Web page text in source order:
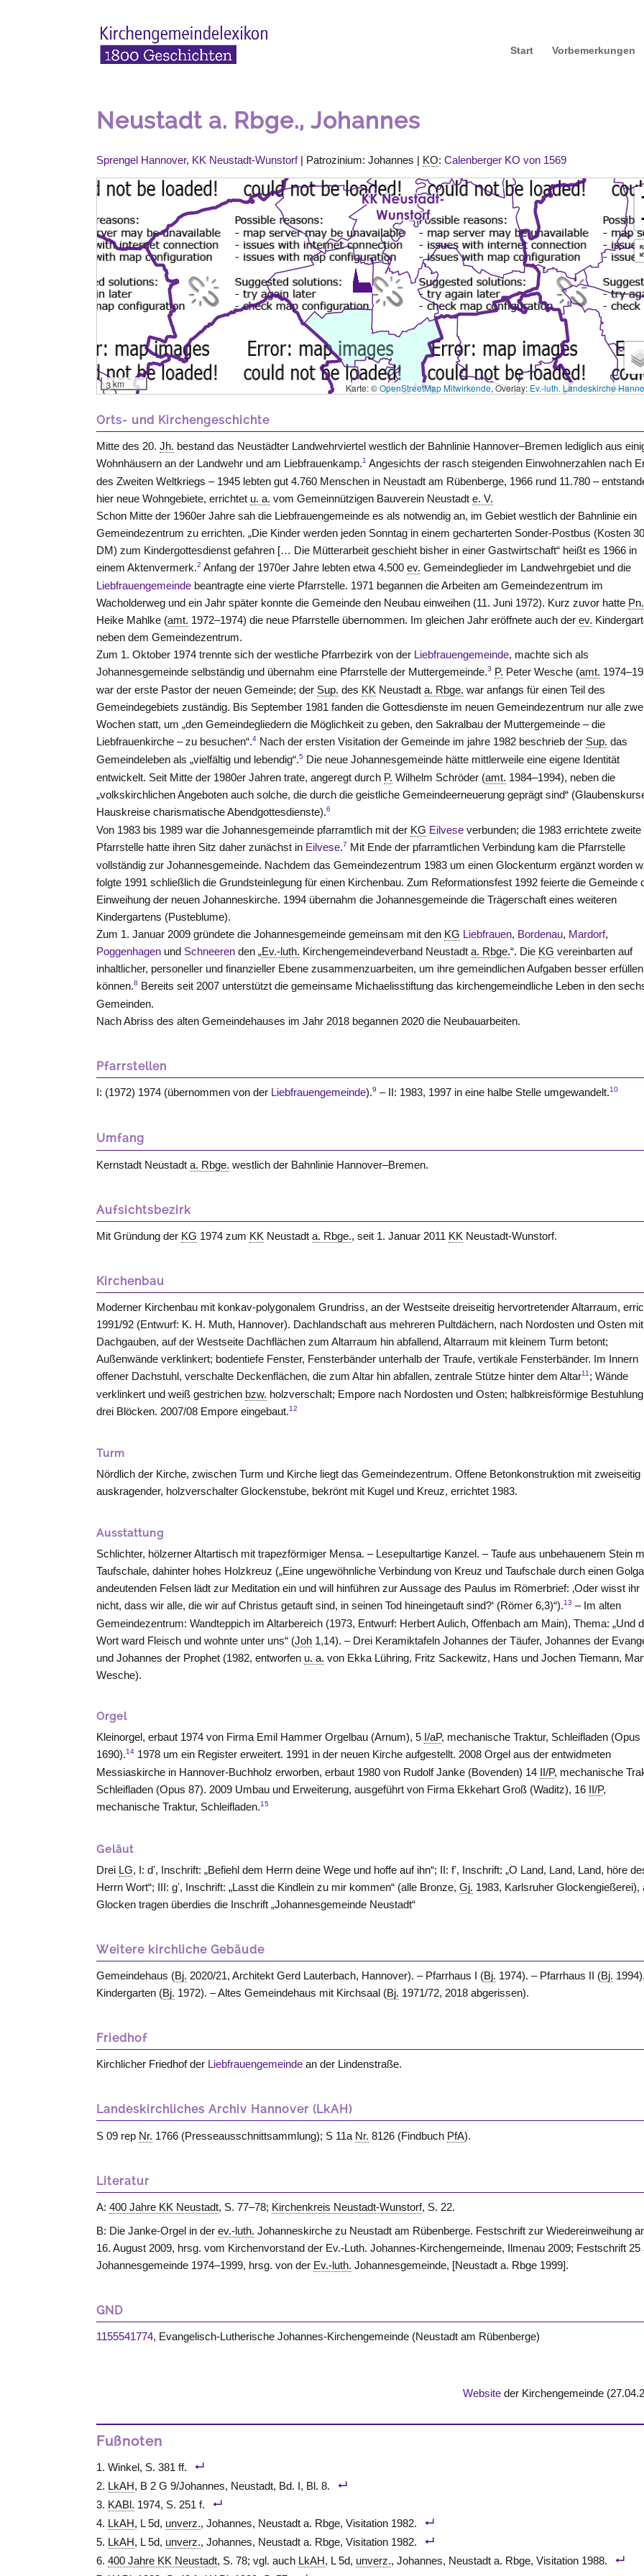
Start Vorbemerkungen
Neustadt a. Rbge., Johannes
Sprengel Hannover, KK Neustadt-Wunstorf| Patrozinium: Johannes | KO:Calenberger KO von 1569
3 km Karte: ©OpenStreetMap Mitwirkende, Overlay: Ev.-luth. Landeskirche
Orts- und Kirchengeschichte
Mitte des 20.Jh. bestand das Neustädter Landwehrviertel westlich der Bahnlinie Hannover–Bremen lediglich aus
Wohnhäusern an der Landwehr und am Liebfrauenkamp.1 Angesichts der rasch steigenden Einwohnerzahlen nach
des Zweiten Weltkriegs – 1945 lebten gut 4.760 Menschen in Neustadt am Rübenberge, 1966 rund 11.780 –
hier neue Wohngebiete, errichtet u. a. vom Gemeinnützigen Bauverein Neustadte. V.
Schon Mitte der 1960er Jahre sah die Liebfrauengemeinde es als notwendig an, im Gebiet westlich der Bahnlinie ein
Gemeindezentrum zu errichten. „Die Kinder werden jeden Sonntag in einem gecharterten Sonder-Postbus (Kosten
DM) zum Kindergottesdienst gefahren [… Die Mütterarbeit geschieht bisher in einer Gastwirtschaft“ heißt es 1966 in
einem Aktenvermerk.2 Anfang der 1970er Jahre lebten etwa 4.500ev. Gemeindeglieder im Landwehrgebiet und die
Liebfrauengemeinde beantragte eine vierte Pfarrstelle. 1971 begannen die Arbeiten am Gemeindezentrum im
Wacholderweg und ein Jahr später konnte die Gemeinde den Neubau einweihen (11. Juni 1972). Kurz zuvor hatte Pn.
Heike Mahlke (amt. 1972–1974) die neue Pfarrstelle übernommen. Im gleichen Jahr eröffnete auch derev.
neben dem Gemeindezentrum.
Zum 1. Oktober 1974 trennte sich der westliche Pfarrbezirk von der Liebfrauengemeinde, machte sich als
Johannesgemeinde selbständig und übernahm eine Pfarrstelle der Muttergemeinde.3 P. Peter Wesche (amt.
war der erste Pastor der neuen Gemeinde; der Sup. des KK Neustadt a. Rbge. war anfangs für einen Teil des
Gemeindegebiets zuständig. Bis September 1981 fanden die Gottesdienste im neuen Gemeindezentrum nur alle
Wochen statt, um „den Gemeindegliedern die Möglichkeit zu geben, den Sakralbau der Muttergemeinde – die
Liebfrauenkirche – zu besuchen“.4 Nach der ersten Visitation der Gemeinde im jahre 1982 beschrieb der Sup. das
Gemeindeleben als „vielfältig und lebendig“.5 Die neue Johannesgemeinde hätte mittlerweile eine eigene Identität
entwickelt. Seit Mitte der 1980er Jahren trate, angeregt durch P. Wilhelm Schröder (amt. 1984–1994), neben die
„volkskirchlichen Angeboten auch solche, die durch die geistliche Gemeindeerneuerung geprägt sind“
Hauskreise charismatische Abendgottesdienste).6
Von 1983 bis 1989 war die Johannesgemeinde pfarramtlich mit der KG Eilvese verbunden; die 1983 errichtete zweite
Pfarrstelle hatte ihren Sitz daher zunächst in Eilvese.7 Mit Ende der pfarramtlichen Verbindung kam die Pfarrstelle
vollständig zur Johannesgemeinde. Nachdem das Gemeindezentrum 1983 um einen Glockenturm ergänzt worden
folgte 1991 schließlich die Grundsteinlegung für einen Kirchenbau. Zum Reformationsfest 1992 feierte die Gemeinde
Einweihung der neuen Johanneskirche. 1994 übernahm die Johannesgemeinde die Trägerschaft eines weiteren
Kindergartens (Pusteblume).
Zum 1. Januar 2009 gründete die Johannesgemeinde gemeinsam mit den KG Liebfrauen, Bordenau, Mardorf,
Poggenhagen und Schneeren den „Ev.-luth. Kirchengemeindeverband Neustadta. Rbge.“. Die KG vereinbarten auf
inhaltlicher, personeller und finanzieller Ebene zusammenzuarbeiten, um ihre gemeindlichen Aufgaben besser
können.8 Bereits seit 2007 unterstützt die gemeinsame Michaelisstiftung das kirchengemeindliche Leben in den
Gemeinden.
Nach Abriss des alten Gemeindehauses im Jahr 2018 begannen 2020 die Neubauarbeiten.
Pfarrstellen
I: (1972) 1974 (übernommen von der Liebfrauengemeinde).9 – II: 1983, 1997 in eine halbe Stelle umgewandelt.10
Umfang
Kernstadt Neustadta. Rbge. westlich der Bahnlinie Hannover–Bremen.
Aufsichtsbezirk
Mit Gründung der KG 1974 zum KK Neustadta. Rbge., seit 1. Januar 2011 KK Neustadt-Wunstorf.
Kirchenbau
Moderner Kirchenbau mit konkav-polygonalem Grundriss, an der Westseite dreiseitig hervortretender Altarraum,
1991/92 (Entwurf: K. H. Muth, Hannover). Dachlandschaft aus mehreren Pultdächern, nach Nordosten und Osten mit
Dachgauben, auf der Westseite Dachflächen zum Altarraum hin abfallend, Altarraum mit kleinem Turm betont;
Außenwände verklinkert; bodentiefe Fenster, Fensterbänder unterhalb der Traufe, vertikale Fensterbänder. Im Innern
offener Dachstuhl, verschalte Deckenflächen, die zum Altar hin abfallen, zentrale Stütze hinter dem Altar11 ; Wände
verklinkert und weiß gestrichen bzw. holzverschalt; Empore nach Nordosten und Osten; halbkreisförmige
drei Blöcken. 2007/08 Empore eingebaut.12
Turm
Nördlich der Kirche, zwischen Turm und Kirche liegt das Gemeindezentrum. Offene Betonkonstruktion mit zweiseitig
auskragender, holzverschalter Glockenstube, bekrönt mit Kugel und Kreuz, errichtet 1983.
Ausstattung
Schlichter, hölzerner Altartisch mit trapezförmiger Mensa. – Lesepultartige Kanzel. – Taufe aus unbehauenem Stein
Taufschale, dahinter hohes Holzkreuz („Eine ungewöhnliche Verbindung von Kreuz und Taufschale durch einen
andeutenden Felsen lädt zur Meditation ein und will hinführen zur Aussage des Paulus im Römerbrief: ‚Oder wisst ihr
nicht, dass wir alle, die wir auf Christus getauft sind, in seinen Tod hineingetauft sind?‘ (Römer 6,3)“).13 – Im alten
Gemeindezentrum: Wandteppich im Altarbereich (1973, Entwurf: Herbert Aulich,Offenbach am Main), Thema: „Und
Wort ward Fleisch und wohnte unter uns“ (Joh 1,14). – Drei Keramiktafeln Johannes der Täufer, Johannes der
und Johannes der Prophet (1982, entworfen u. a. von Ekka Lühring, Fritz Sackewitz, Hans und Jochen Tiemann,
Wesche).
Orgel
Kleinorgel, erbaut 1974 von Firma Emil Hammer Orgelbau (Arnum), 5 I/aP, mechanische Traktur, Schleifladen (Opus
1690).14 1978 um ein Register erweitert. 1991 in der neuen Kirche aufgestellt. 2008 Orgel aus der entwidmeten
Messiaskirche in Hannover-Buchholz erworben, erbaut 1980 von Rudolf Janke (Bovenden) 14 II/P, mechanische
Schleifladen (Opus 87). 2009 Umbau und Erweiterung, ausgeführt von Firma Ekkehart Groß (Waditz), 16 II/P,
mechanische Traktur, Schleifladen.15
Geläut
Drei LG, I: dʼ, Inschrift: „Befiehl dem Herrn deine Wege und hoffe auf ihn“; II: fʼ, Inschrift: „O Land, Land, Land, höre
Herrn Wort“; III: gʼ, Inschrift: „Lasst die Kindlein zu mir kommen“ (alle Bronze,Gj. 1983, Karlsruher Glockengießerei),
Glocken tragen überdies die Inschrift „Johannesgemeinde Neustadt“
Weitere kirchliche Gebäude
Gemeindehaus (Bj. 2020/21, Architekt Gerd Lauterbach, Hannover). – Pfarrhaus I (Bj. 1974). – Pfarrhaus II (Bj.
Kindergarten (Bj. 1972). – Altes Gemeindehaus mit Kirchsaal (Bj. 1971/72, 2018 abgerissen).
Friedhof
Kirchlicher Friedhof der Liebfrauengemeinde an der Lindenstraße.
Landeskirchliches Archiv Hannover (LkAH)
S 09 rep Nr. 1766 (Presseausschnittsammlung); S 11a Nr. 8126 (Findbuch PfA).
Literatur
A:400 Jahre KK Neustadt, S. 77–78; Kirchenkreis Neustadt-Wunstorf, S. 22.
B: Die Janke-Orgel in derev.-luth. Johanneskirche zu Neustadt am Rübenberge. Festschrift zur Wiedereinweihung
16. August 2009, hrsg. vom Kirchenvorstand der Ev.-Luth. Johannes-Kirchengemeinde, Ilmenau 2009; Festschrift 25
Johannesgemeinde 1974–1999, hrsg. von der Ev.-luth. Johannesgemeinde, [Neustadt a. Rbge 1999].
GND
1155541774, Evangelisch-Lutherische Johannes-Kirchengemeinde (Neustadt am Rübenberge)
Website der Kirchengemeinde
Fußnoten
Winkel, S. 381 ff.
LkAH, B 2 G 9/Johannes, Neustadt, Bd. I, Bl. 8.
KABl. 1974, S. 251 f.
LkAH, L 5d, unverz., Johannes, Neustadt a. Rbge, Visitation 1982.
LkAH, L 5d, unverz., Johannes, Neustadt a. Rbge, Visitation 1982.
400 Jahre KK Neustadt, S. 78; vgl. auch LkAH, L 5d, unverz., Johannes, Neustadt a. Rbge, Visitation 1988.